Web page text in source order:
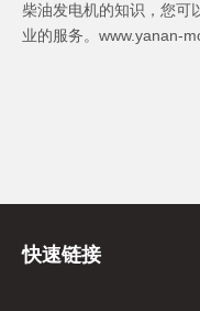
柴油发电机的知识，您可
业的服务。www.yanan-
快速链接